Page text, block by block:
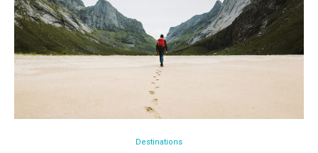
Destinations